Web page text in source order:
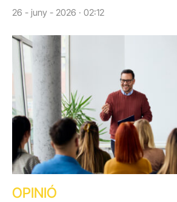
26 - juny - 2026 · 02:12
OPINIÓ